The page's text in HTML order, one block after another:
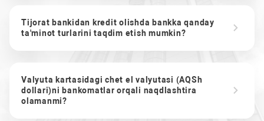
Tijorat bankidan kredit olishda bankka qanday
ta'minot turlarini taqdim etish mumkin?
Valyuta kartasidagi chet el valyutasi (AQSh
dollari)ni bankomatlar orqali naqdlashtira
olamanmi?